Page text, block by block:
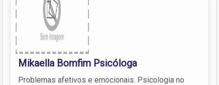
Mikaella Bomfim Psicóloga
Problemas afetivos e emocionais. Psicologia no